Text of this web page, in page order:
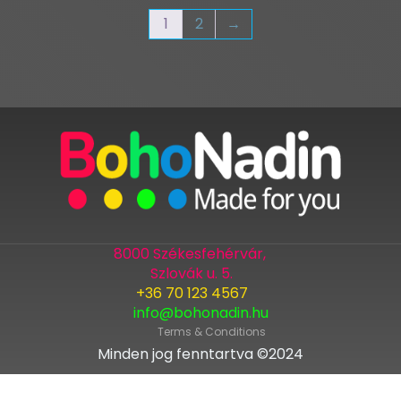
1 2 →
8000 Székesfehérvár,
Szlovák u. 5.
+36 70 123 4567
info@bohonadin.hu
Terms & Conditions
Minden jog fenntartva ©2024